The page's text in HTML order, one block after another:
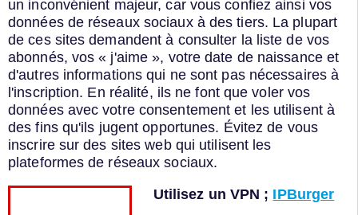
un inconvénient majeur, car vous confiez ainsi vos
données de réseaux sociaux à des tiers. La plupart
de ces sites demandent à consulter la liste de vos
abonnés, vos « j'aime », votre date de naissance et
d'autres informations qui ne sont pas nécessaires à
l'inscription. En réalité, ils ne font que voler vos
données avec votre consentement et les utilisent à
des fins qu'ils jugent opportunes. Évitez de vous
inscrire sur des sites web qui utilisent les
plateformes de réseaux sociaux.
Utilisez un VPN ; IPBurger